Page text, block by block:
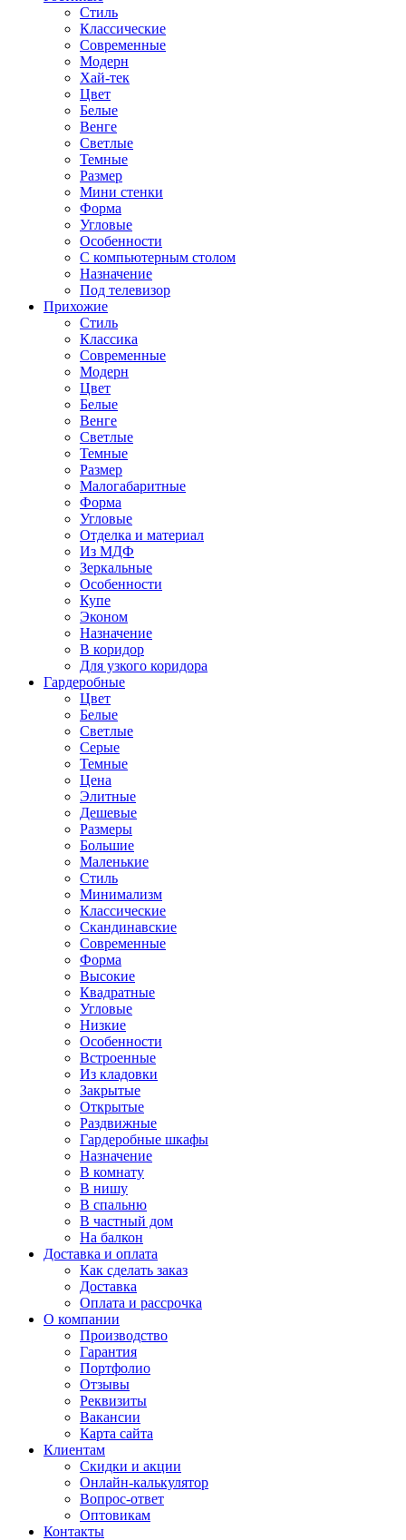
Стиль
Классические
Современные
Модерн
Хай-тек
Цвет
Белые
Венге
Светлые
Темные
Размер
Мини стенки
Форма
Угловые
Особенности
С компьютерным столом
Назначение
Под телевизор
Прихожие
Стиль
Классика
Современные
Модерн
Цвет
Белые
Венге
Светлые
Темные
Размер
Малогабаритные
Форма
Угловые
Отделка и материал
Из МДФ
Зеркальные
Особенности
Купе
Эконом
Назначение
В коридор
Для узкого коридора
Гардеробные
Цвет
Белые
Светлые
Серые
Темные
Цена
Элитные
Дешевые
Размеры
Большие
Маленькие
Стиль
Минимализм
Классические
Скандинавские
Современные
Форма
Высокие
Квадратные
Угловые
Низкие
Особенности
Встроенные
Из кладовки
Закрытые
Открытые
Раздвижные
Гардеробные шкафы
Назначение
В комнату
В нишу
В спальню
В частный дом
На балкон
Доставка и оплата
Как сделать заказ
Доставка
Оплата и рассрочка
О компании
Производство
Гарантия
Портфолио
Отзывы
Реквизиты
Вакансии
Карта сайта
Клиентам
Скидки и акции
Онлайн-калькулятор
Вопрос-ответ
Оптовикам
Контакты